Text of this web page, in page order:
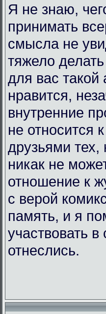
Я не знаю,
принимать
смысла не
тяжело
для вас такой
нравится,
внутренние
не относится
друзьями тех,
никак не
отношение к
с верой
память, и я
участвовать
отнеслись.